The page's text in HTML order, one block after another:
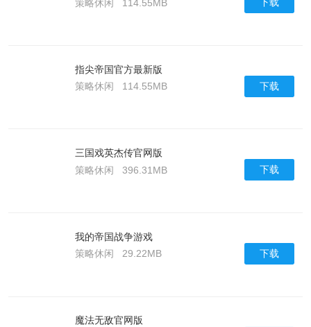
策略休闲
114.55MB 下载
指尖帝国官方最新版
策略休闲
114.55MB 下载
三国戏英杰传官网版
策略休闲
396.31MB 下载
我的帝国战争游戏
策略休闲
29.22MB 下载
魔法无敌官网版